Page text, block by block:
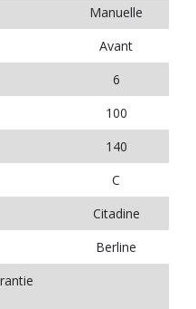
Manuelle
Avant
6
100
140
C
Citadine
Berline